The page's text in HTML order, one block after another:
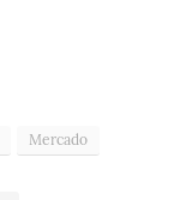
Mercado